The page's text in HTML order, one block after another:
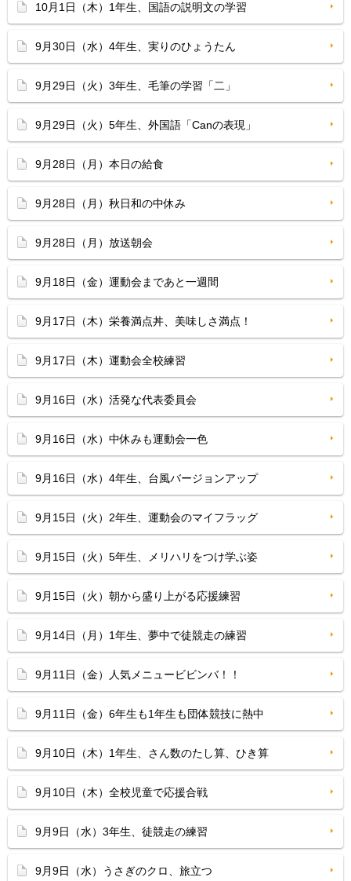
10月1日（木）1年生、国語の説明文の学習
9月30日（水）4年生、実りのひょうたん
9月29日（火）3年生、毛筆の学習「二」
9月29日（火）5年生、外国語「Canの表現」
9月28日（月）本日の給食
9月28日（月）秋日和の中休み
9月28日（月）放送朝会
9月18日（金）運動会まであと一週間
9月17日（木）栄養満点丼、美味しさ満点！
9月17日（木）運動会全校練習
9月16日（水）活発な代表委員会
9月16日（水）中休みも運動会一色
9月16日（水）4年生、台風バージョンアップ
9月15日（火）2年生、運動会のマイフラッグ
9月15日（火）5年生、メリハリをつけ学ぶ姿
9月15日（火）朝から盛り上がる応援練習
9月14日（月）1年生、夢中で徒競走の練習
9月11日（金）人気メニュービビンバ！！
9月11日（金）6年生も1年生も団体競技に熱中
9月10日（木）1年生、さん数のたし算、ひき算
9月10日（木）全校児童で応援合戦
9月9日（水）3年生、徒競走の練習
9月9日（水）うさぎのクロ、旅立つ